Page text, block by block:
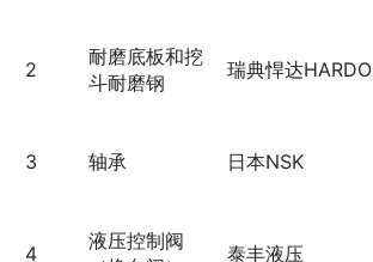
2
耐磨底板和挖
斗耐磨钢
瑞典悍达HARDO
3 轴承 日本NSK
4
液压控制阀
泰丰液压